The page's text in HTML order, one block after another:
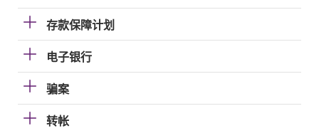
存款保障计划
电子银行
骗案
转帐